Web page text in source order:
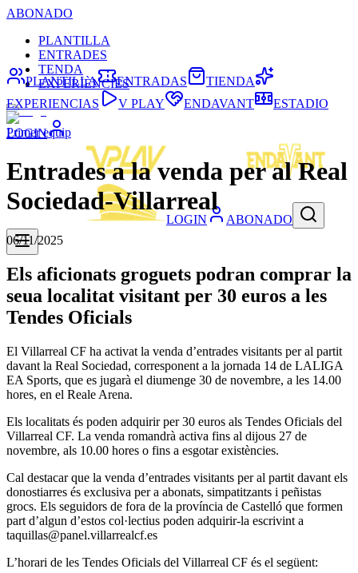
ABONADO
PLANTILLA
ENTRADES
TENDA
EXPERIÈNCIES
LOGIN
LOGIN ABONADO
PLANTILLA ENTRADAS
TIENDA
EXPERIENCIAS
V PLAY ENDAVANT ESTADIO
Primer equip
Entrades a la venda per al Real
Sociedad-Villarreal
06/11/2025
Els aficionats groguets podran comprar la
seua localitat visitant per 30 euros a les
Tendes Oficials
El Villarreal CF ha activat la venda d’entrades visitants per al partit
davant la Real Sociedad, corresponent a la jornada 14 de LALIGA
EA Sports, que es jugarà el diumenge 30 de novembre, a les 14.00
hores, en el Reale Arena.
Els localitats és poden adquirir per 30 euros als Tendes Oficials del
Villarreal CF. La venda romandrà activa fins al dijous 27 de
novembre, als 10.00 hores o fins a esgotar existències.
Cal destacar que la venda d’entrades visitants per al partit davant els
donostiarres és exclusiva per a abonats, simpatitzants i peñistas
grocs. Els seguidors de fora de la província de Castelló que formen
part d’algun d’estos col·lectius poden adquirir-la escrivint a
taquillas@panel.villarrealcf.es
L’horari de les Tendes Oficials del Villarreal CF és el següent: